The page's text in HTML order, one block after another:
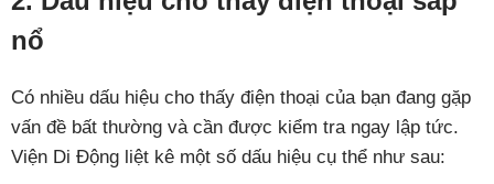
nổ
Có nhiều dấu hiệu cho thấy điện thoại của bạn đang gặp
vấn đề bất thường và cần được kiểm tra ngay lập tức.
Viện Di Động liệt kê một số dấu hiệu cụ thể như sau: